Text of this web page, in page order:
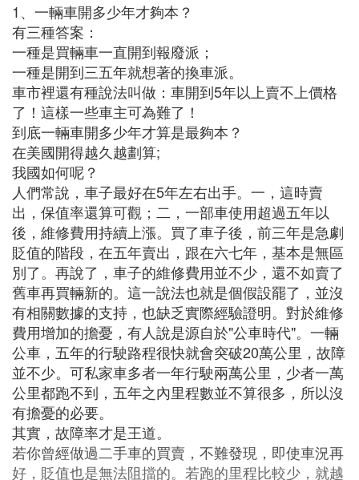
1、一輛車開多少年才夠本？
有三種答案：
一種是買輛車一直開到報廢派；
一種是開到三五年就想著的換車派。
車市裡還有種說法叫做：車開到5年以上賣不上價格
了！這樣一些車主可為難了！
到底一輛車開多少年才算是最夠本？
在美國開得越久越劃算;
我國如何呢？
人們常說，車子最好在5年左右出手。一，這時賣
出，保值率還算可觀；二，一部車使用超過五年以
後，維修費用持續上漲。買了車子後，前三年是急劇
貶值的階段，在五年賣出，跟在六七年，基本是無區
別了。再說了，車子的維修費用並不少，還不如賣了
舊車再買輛新的。這一說法也就是個假設罷了，並沒
有相關數據的支持，也缺乏實際經驗證明。對於維修
費用增加的擔憂，有人說是源自於"公車時代"。一輛
公車，五年的行駛路程很快就會突破20萬公里，故障
並不少。可私家車多者一年行駛兩萬公里，少者一萬
公里都跑不到，五年之內里程數並不算很多，所以沒
有擔憂的必要。
其實，故障率才是王道。
若你曾經做過二手車的買賣，不難發現，即使車況再
好，貶值也是無法阻擋的。若跑的里程比較少，就越